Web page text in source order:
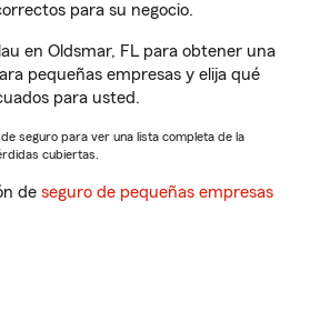
para su negocio.
en Oldsmar, FL para obtener una
pequeñas empresas y elija qué
para usted.
seguro para ver una lista completa de la
cubiertas.
de seguro de pequeñas empresas